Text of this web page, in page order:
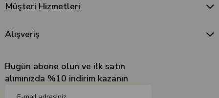
Müşteri Hizmetleri
Alışveriş
Bugün abone olun ve ilk satın
alımınızda %10 indirim kazanın